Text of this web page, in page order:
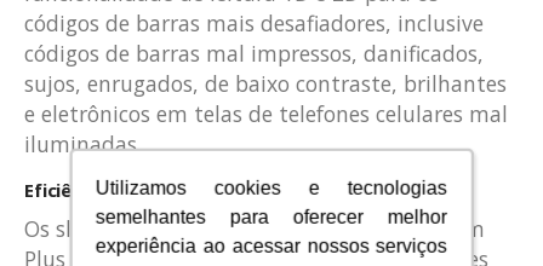
Utilizamos cookies e tecnologias
semelhantes para oferecer melhor
experiência ao acessar nossos serviços
Utilizamos cookies e tecnologias
semelhantes para oferecer melhor
experiência ao acessar nossos serviços
códigos de barras mais desafiadores, inclusive
códigos de barras mal impressos, danificados,
sujos, enrugados, de baixo contraste, brilhantes
e eletrônicos em telas de telefones celulares mal
iluminadas.
Eficiência inigualável
Os sleds RFD40 UHF RFID Premium e Premium
Plus superam o desempenho dos concorrentes